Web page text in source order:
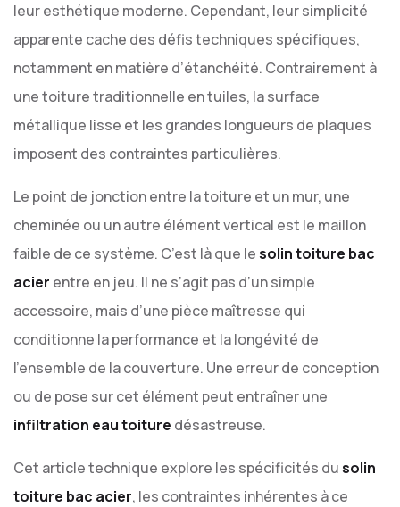
leur esthétique moderne. Cependant, leur simplicité
apparente cache des défis techniques spécifiques,
notamment en matière d’étanchéité. Contrairement à
une toiture traditionnelle en tuiles, la surface
métallique lisse et les grandes longueurs de plaques
imposent des contraintes particulières.
Le point de jonction entre la toiture et un mur, une
cheminée ou un autre élément vertical est le maillon
faible de ce système. C’est là que lesolin toiture bac
acier entre en jeu. Il ne s’agit pas d’un simple
accessoire, mais d’une pièce maîtresse qui
conditionne la performance et la longévité de
l’ensemble de la couverture. Une erreur de conception
ou de pose sur cet élément peut entraîner une
infiltration eau toiture désastreuse.
Cet article technique explore les spécificités dusolin
toiture bac acier, les contraintes inhérentes à ce